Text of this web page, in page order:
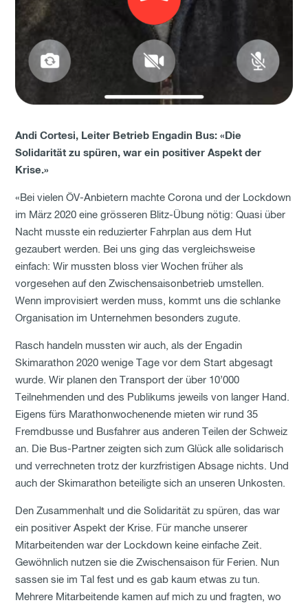
Andi Cortesi, Leiter Betrieb Engadin Bus: «Die
Solidarität zu spüren, war ein positiver Aspekt der
Krise.»
«Bei vielen ÖV-Anbietern machte Corona und der Lockdown
im März 2020 eine grösseren Blitz-Übung nötig: Quasi über
Nacht musste ein reduzierter Fahrplan aus dem Hut
gezaubert werden. Bei uns ging das vergleichsweise
einfach: Wir mussten bloss vier Wochen früher als
vorgesehen auf den Zwischensaisonbetrieb umstellen.
Wenn improvisiert werden muss, kommt uns die schlanke
Organisation im Unternehmen besonders zugute.
Rasch handeln mussten wir auch, als der Engadin
Skimarathon 2020 wenige Tage vor dem Start abgesagt
wurde. Wir planen den Transport der über 10’000
Teilnehmenden und des Publikums jeweils von langer Hand.
Eigens fürs Marathonwochenende mieten wir rund 35
Fremdbusse und Busfahrer aus anderen Teilen der Schweiz
an. Die Bus-Partner zeigten sich zum Glück alle solidarisch
und verrechneten trotz der kurzfristigen Absage nichts. Und
auch der Skimarathon beteiligte sich an unseren Unkosten.
Den Zusammenhalt und die Solidarität zu spüren, das war
ein positiver Aspekt der Krise. Für manche unserer
Mitarbeitenden war der Lockdown keine einfache Zeit.
Gewöhnlich nutzen sie die Zwischensaison für Ferien. Nun
sassen sie im Tal fest und es gab kaum etwas zu tun.
Mehrere Mitarbeitende kamen auf mich zu und fragten, wo